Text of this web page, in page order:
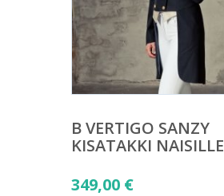
B VERTIGO SANZY
KISATAKKI NAISILLE
349,00 €